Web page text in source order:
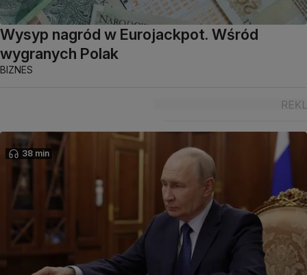
Wysyp nagród w Eurojackpot. Wśród
wygranych Polak
BIZNES
38 min